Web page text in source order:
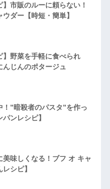
】市販のルーに頼らない！
ダー【時短・簡単】
】野菜を手軽に食べられ
んじんのポタージュ
！”暗殺者のパスタ”を作っ
ンレシピ】
美味しくなる！ブフ オ キャ
シピ】